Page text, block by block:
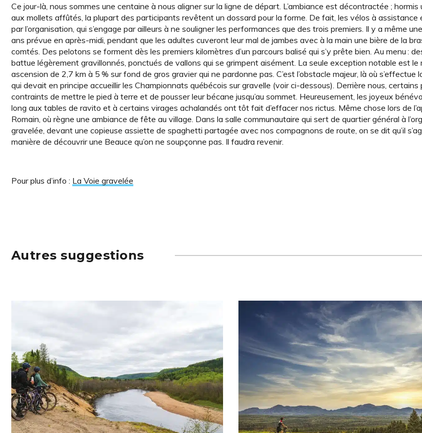
Ce jour-là, nous sommes une centaine à nous aligner sur la ligne de départ. L’ambiance est décontractée ; hormis
aux mollets affûtés, la plupart des participants revêtent un dossard pour la forme. De fait, les vélos à assistance
par l’organisation, qui s’engage par ailleurs à ne souligner les performances que des trois premiers. Il y a même
ans prévue en après-midi, pendant que les adultes cuveront leur mal de jambes avec à la main une bière de la
comtés. Des pelotons se forment dès les premiers kilomètres d’un parcours balisé qui s’y prête bien. Au menu :
battue légèrement gravillonnés, ponctués de vallons qui se grimpent aisément. La seule exception notable est le
ascension de 2,7 km à 5 % sur fond de gros gravier qui ne pardonne pas. C’est l’obstacle majeur, là où s’effectue
qui devait en principe accueillir les Championnats québécois sur gravelle (voir ci-dessous). Derrière nous,
contraints de mettre le pied à terre et de pousser leur bécane jusqu’au sommet. Heureusement, les joyeux
long aux tables de ravito et à certains virages achalandés ont tôt fait d’effacer nos rictus. Même chose lors de
Romain, où règne une ambiance de fête au village. Dans la salle communautaire qui sert de quartier général à
gravelée, devant une copieuse assiette de spaghetti partagée avec nos compagnons de route, on se dit qu’il
manière de découvrir une Beauce qu’on ne soupçonne pas. Il faudra revenir.
Pour plus d’info : La Voie gravelée
Autres suggestions